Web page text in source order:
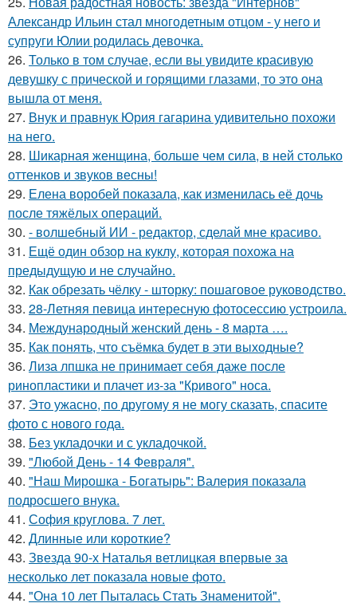
Александр Ильин стал многодетным отцом - у него и
супруги Юлии родилась девочка.
26. Только в том случае, если вы увидите красивую
девушку с прической и горящими глазами, то это она
вышла от меня.
27. Внук и правнук Юрия гагарина удивительно похожи
на него.
28. Шикарная женщина, больше чем сила, в ней столько
оттенков и звуков весны!
29. Елена воробей показала, как изменилась её дочь
после тяжёлых операций.
30. - волшебный ИИ - редактор, сделай мне красиво.
31. Ещё один обзор на куклу, которая похожа на
предыдущую и не случайно.
32. Как обрезать чёлку - шторку: пошаговое руководство.
33. 28-Летняя певица интересную фотосессию устроила.
34. Международный женский день - 8 марта ….
35. Как понять, что съёмка будет в эти выходные?
36. Лиза лпшка не принимает себя даже после
ринопластики и плачет из-за "Кривого" носа.
37. Это ужасно, по другому я не могу сказать, спасите
фото с нового года.
38. Без укладочки и с укладочкой.
39. "Любой День - 14 Февраля".
40. "Наш Мирошка - Богатырь": Валерия показала
подросшего внука.
41. София круглова. 7 лет.
42. Длинные или короткие?
43. Звезда 90-х Наталья ветлицкая впервые за
несколько лет показала новые фото.
44. "Она 10 лет Пыталась Стать Знаменитой".